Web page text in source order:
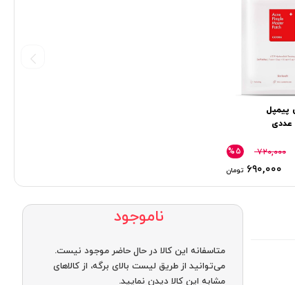
۷۲۰,۰۰۰
۶۹۰,۰۰۰ تومان
%۵
ناموجود
متاسفانه این کالا در حال حاضر موجود نیست.
می‌توانید از طریق لیست بالای برگه، از کالاهای
مشابه این کالا دیدن نمایید.